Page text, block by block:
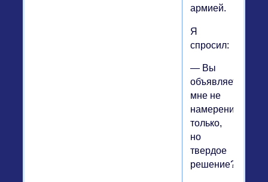
армией.
Я
спросил:
— Вы
объявляете
мне не
намерение
только,
но
твердое
решение?